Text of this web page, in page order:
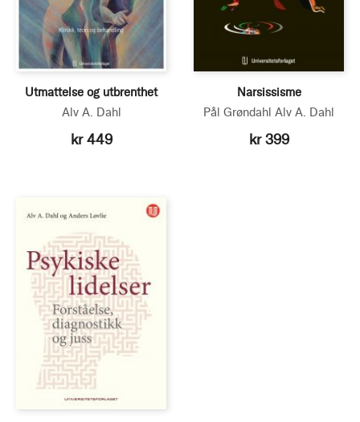
Utmattelse og utbrenthet
Alv A. Dahl
kr 449
Narsissisme
Pål Grøndahl Alv A. Dahl
kr 399